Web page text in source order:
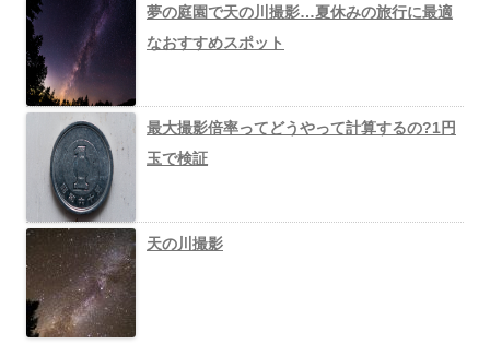
夢の庭園で天の川撮影…夏休みの旅行に最適
なおすすめスポット
最大撮影倍率ってどうやって計算するの?1円
玉で検証
天の川撮影